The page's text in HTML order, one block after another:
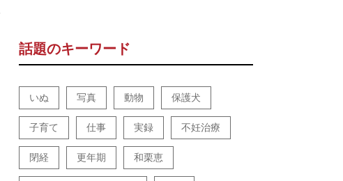
話題のキーワード
いぬ 写真 動物 保護犬
子育て 仕事 実録 不妊治療
閉経 更年期 和栗恵